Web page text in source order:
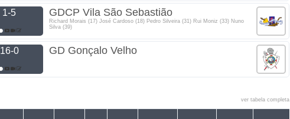
1-5 GDCP Vila São Sebastião
Richard Morais (17) José Cardoso (18) Pedro Silveira (31) Rui Moniz (33) Nuno
Silva (39)
16-0 GD Gonçalo Velho
ver tabela completa